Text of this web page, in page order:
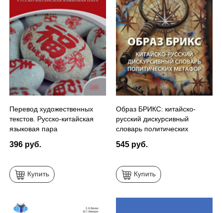
Перевод художественных
текстов. Русско-китайская
языковая пара
396 руб.
Купить
Образ БРИКС: китайско-
русский дискурсивный
словарь политических
545 руб.
Купить